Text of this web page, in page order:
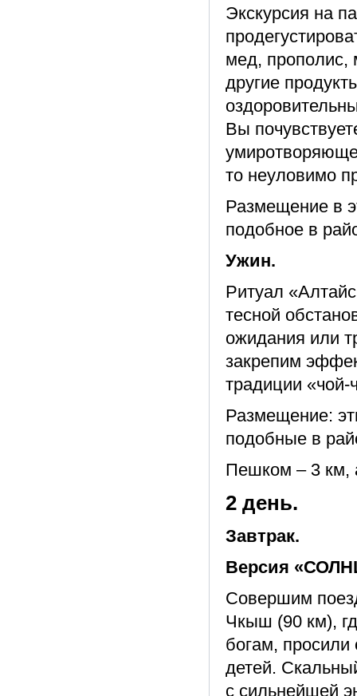
Экскурсия на
мед, прополис,
другие
Вы
то неуловимо
Размещение в
подобное в
Ужин.
Ритуал
тесной
ожидания или
закрепим
традиции «чой-
Размещение:
подобные в
Пешком – 3 км,
2 день.
Завтрак.
Версия
Совершим
Чкыш (90 км),
богам,
детей.
с сильнейшей